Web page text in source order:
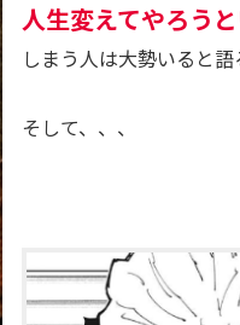
人生変えてやろうと
しまう人は大勢いると語
そして、、、